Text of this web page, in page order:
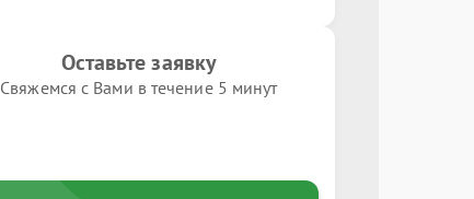
Оставьте заявку
Свяжемся с Вами в течение 5 минут